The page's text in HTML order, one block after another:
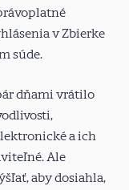
v Zbierke
súde.
dňami vrátilo
a ich
Ale
aby dosiahla,